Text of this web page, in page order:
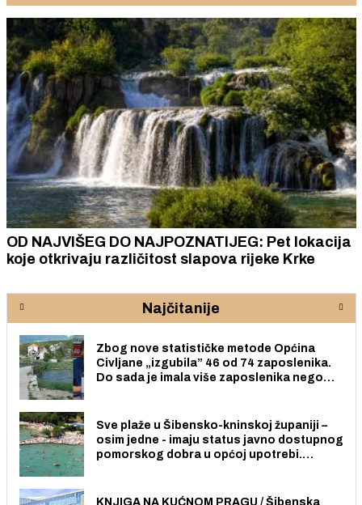
OD NAJVIŠEG DO NAJPOZNATIJEG: Pet lokacija
koje otkrivaju različitost slapova rijeke Krke
Najčitanije
Zbog nove statističke metode Općina
Civljane „izgubila” 46 od 74 zaposlenika.
Do sada je imala više zaposlenika nego
Sve plaže u Šibensko-kninskoj županiji –
osim jedne - imaju status javno dostupnog
pomorskog dobra u općoj upotrebi.
KNJIGA NA KUĆNOM PRAGU / Šibenska